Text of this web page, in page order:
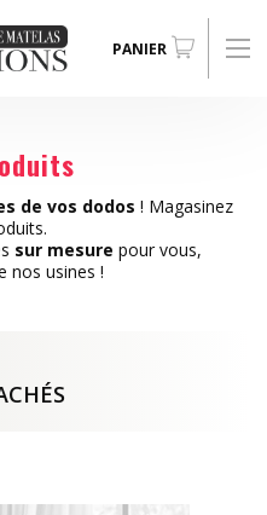
PANIER
de vos dodos ! Magasinez
sur mesure pour vous,
nos usines !